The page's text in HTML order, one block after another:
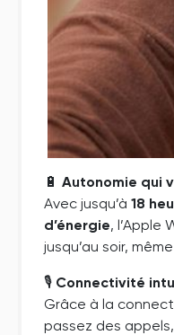
🔋 Autonomie qui
Avec jusqu’à 18
d’énergie, l’Apple
jusqu’au soir,
🎙️ Connectivité
Grâce à la
passez des